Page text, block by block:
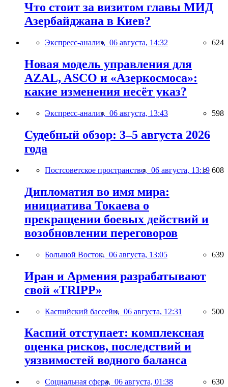
Что стоит за визитом главы МИД
Азербайджана в Киев?
Экспресс-анализ, 06 августа, 14:32 624
Новая модель управления для
AZAL, ASCO и «Азеркосмоса»:
какие изменения несёт указ?
Экспресс-анализ, 06 августа, 13:43 598
Судебный обзор: 3–5 августа 2026
года
Постсоветское пространство, 06 августа, 13:19 608
Дипломатия во имя мира:
инициатива Токаева о
прекращении боевых действий и
возобновлении переговоров
Большой Восток, 06 августа, 13:05 639
Иран и Армения разрабатывают
свой «TRIPP»
Каспийский бассейн, 06 августа, 12:31 500
Каспий отступает: комплексная
оценка рисков, последствий и
уязвимостей водного баланса
Социальная сфера, 06 августа, 01:38 630